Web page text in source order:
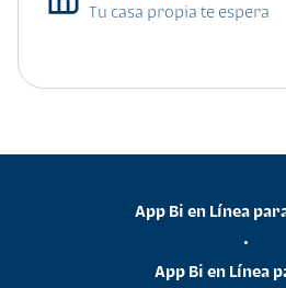
Tu casa propia te espera
App Bi en Línea
•
App Bi en Línea